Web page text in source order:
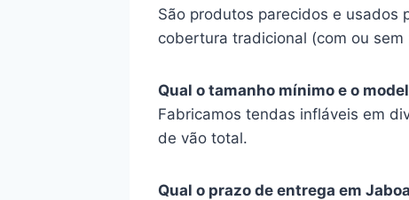
São produtos parecidos e
cobertura tradicional (com ou
Qual o tamanho mínimo e o
Fabricamos tendas infláveis em
de vão total.
Qual o prazo de entrega em